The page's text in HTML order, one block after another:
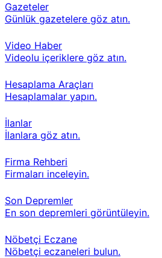
Gazeteler
Günlük gazetelere göz atın.
Video Haber
Videolu içeriklere göz atın.
Hesaplama Araçları
Hesaplamalar yapın.
İlanlar
İlanlara göz atın.
Firma Rehberi
Firmaları inceleyin.
Son Depremler
En son depremleri görüntüleyin.
Nöbetçi Eczane
Nöbetçi eczaneleri bulun.